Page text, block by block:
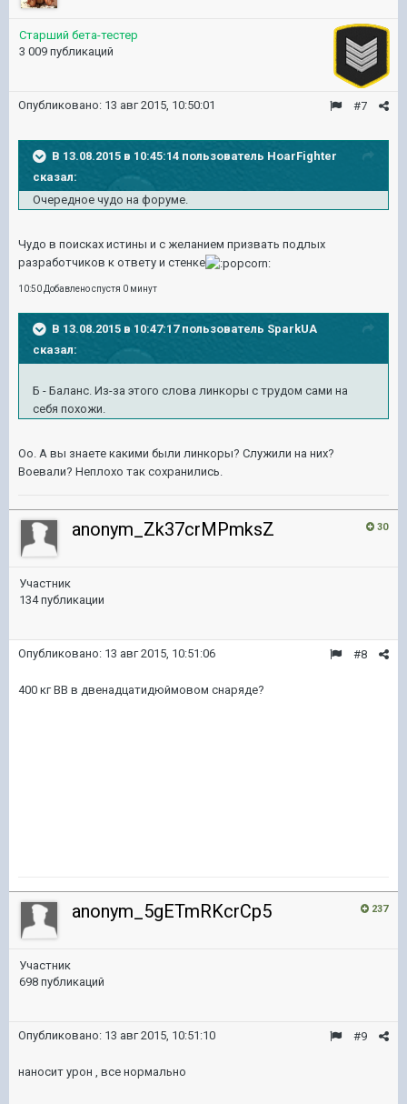
Старший бета-тестер
3 009 публикаций
#7
Опубликовано: 13 авг 2015, 10:50:01
В 13.08.2015 в 10:45:14 пользователь HoarFighter
сказал:
Очередное чудо на форуме.
Чудо в поисках истины и с желанием призвать подлых
разработчиков к ответу и стенке
10:50 Добавлено спустя 0 минут
В 13.08.2015 в 10:47:17 пользователь SparkUA
сказал:
Б - Баланс. Из-за этого слова линкоры с трудом сами на
себя похожи.
Оо. А вы знаете какими были линкоры? Служили на них?
Воевали? Неплохо так сохранились.
30
anonym_Zk37crMPmksZ
Участник
134 публикации
#8
Опубликовано: 13 авг 2015, 10:51:06
400 кг ВВ в двенадцатидюймовом снаряде?
237
anonym_5gETmRKcrCp5
Участник
698 публикаций
#9
Опубликовано: 13 авг 2015, 10:51:10
наносит урон , все нормально